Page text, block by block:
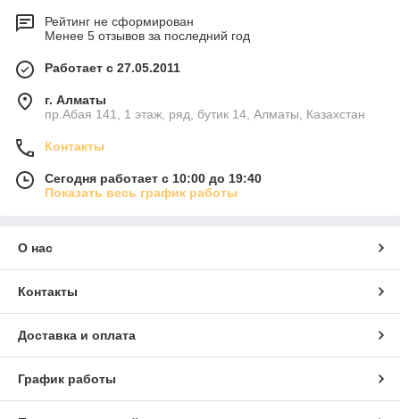
Рейтинг не сформирован
Менее 5 отзывов за последний год
Работает с 27.05.2011
г. Алматы
пр.Абая 141, 1 этаж, ряд, бутик 14, Алматы, Казахстан
Контакты
Сегодня работает с 10:00 до 19:40
Показать весь график работы
О нас
Контакты
Доставка и оплата
График работы